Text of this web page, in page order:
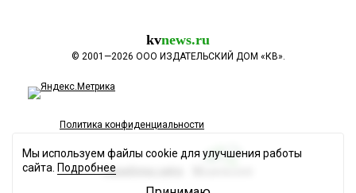
kvnews.ru
© 2001—2026 ООО ИЗДАТЕЛЬСКИЙ ДОМ «КВ».
Политика конфиденциальности
Разработка сайта
Мы используем файлы cookie для улучшения работы
сайта. Подробнее